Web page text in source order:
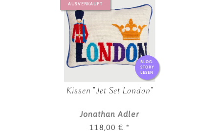
AUSVERKAUFT
BLOG-
STORY
LESEN
Kissen "Jet Set London"
Jonathan Adler
118,00 € *